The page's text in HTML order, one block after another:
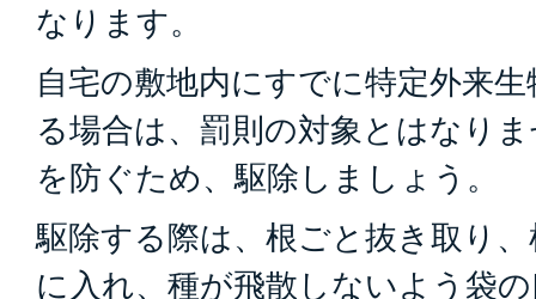
なります。
自宅の敷地内にすでに特定外来
る場合は、罰則の対象とはなり
を防ぐため、駆除しましょう。
駆除する際は、根ごと抜き取り
に入れ、種が飛散しないよう袋